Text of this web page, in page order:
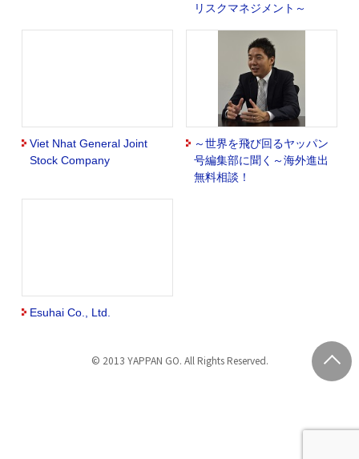
リスクマネジメント～
Viet Nhat General Joint
Stock Company
～世界を飛び回るヤッパン
号編集部に聞く～海外進出
無料相談！
Esuhai Co., Ltd.
© 2013 YAPPAN GO. All Rights Reserved.